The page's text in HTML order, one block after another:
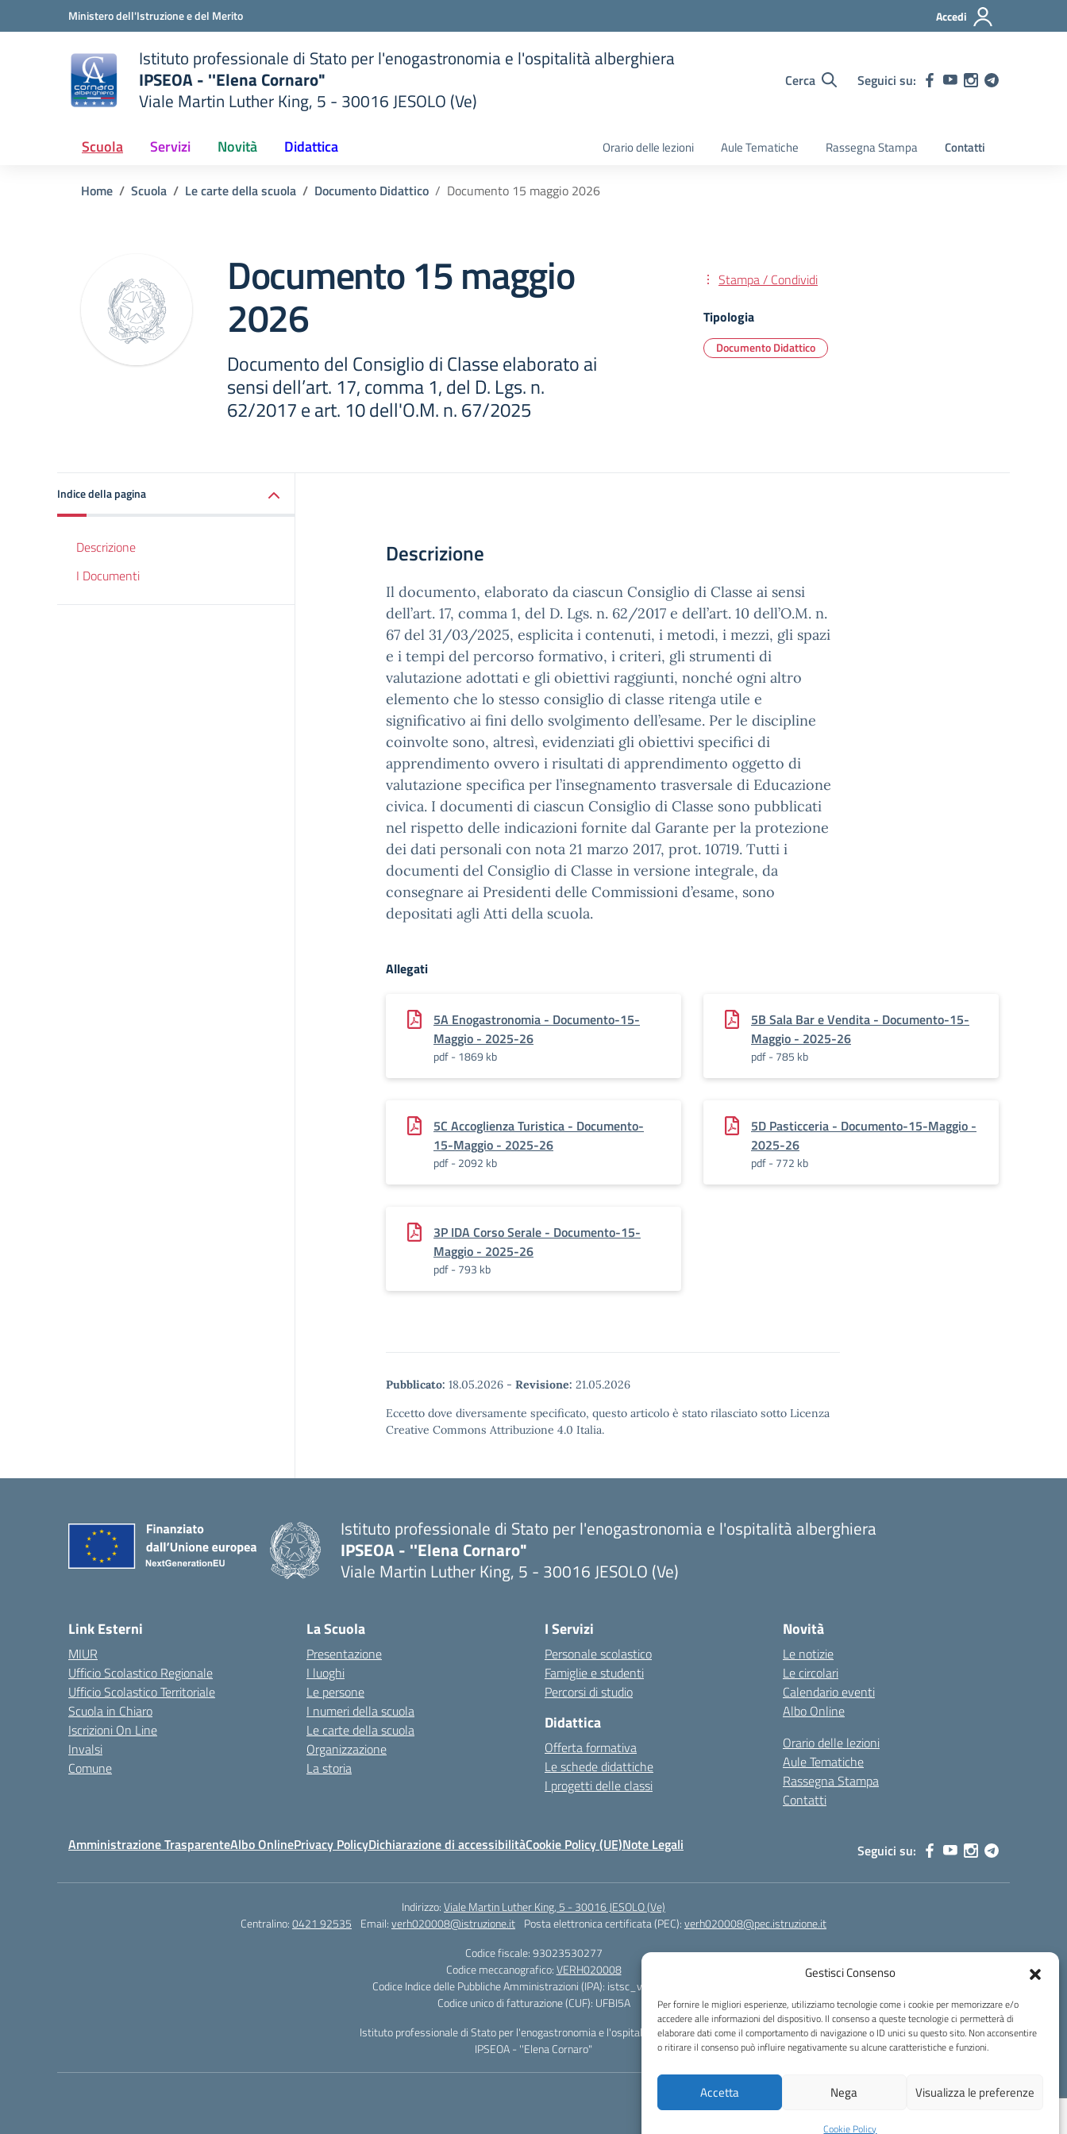
Gestisci Consenso
Per fornire le migliori esperienze, utilizziamo tecnologie come i cookie per memorizzare e/o
accedere alle informazioni del dispositivo. Il consenso a queste tecnologie ci permetterà di
elaborare dati come il comportamento di navigazione o ID unici su questo sito. Non acconsentire
o ritirare il consenso può influire negativamente su alcune caratteristiche e funzioni.
Accetta Nega Visualizza le preferenze
Cookie Policy
Vai ai contenuti
Vai al menu di navigazioneMinistero dell'Istruzione e del Merito Accedi
Istituto professionale di Stato per l'enogastronomia e l'ospitalità alberghiera
IPSEOA - ''Elena Cornaro"
Viale Martin Luther King, 5 - 30016 JESOLO (Ve)
Cerca Seguici su:
Scuola Servizi Novità Didattica Orario delle lezioni Aule Tematiche Rassegna Stampa Contatti
Home Scuola Le carte della scuola Documento Didattico Documento 15 maggio 2026
Documento 15 maggio
2026
Documento del Consiglio di Classe elaborato ai
sensi dell’art. 17, comma 1, del D. Lgs. n.
62/2017 e art. 10 dell'O.M. n. 67/2025
Stampa / Condividi
Tipologia
Documento Didattico
Indice della pagina
Descrizione
I Documenti
Descrizione
Il documento, elaborato da ciascun Consiglio di Classe ai sensi
dell’art. 17, comma 1, del D. Lgs. n. 62/2017 e dell’art. 10 dell’O.M. n.
67 del 31/03/2025, esplicita i contenuti, i metodi, i mezzi, gli spazi
e i tempi del percorso formativo, i criteri, gli strumenti di
valutazione adottati e gli obiettivi raggiunti, nonché ogni altro
elemento che lo stesso consiglio di classe ritenga utile e
significativo ai fini dello svolgimento dell’esame. Per le discipline
coinvolte sono, altresì, evidenziati gli obiettivi specifici di
apprendimento ovvero i risultati di apprendimento oggetto di
valutazione specifica per l’insegnamento trasversale di Educazione
civica. I documenti di ciascun Consiglio di Classe sono pubblicati
nel rispetto delle indicazioni fornite dal Garante per la protezione
dei dati personali con nota 21 marzo 2017, prot. 10719. Tutti i
documenti del Consiglio di Classe in versione integrale, da
consegnare ai Presidenti delle Commissioni d’esame, sono
depositati agli Atti della scuola.
Allegati
5A Enogastronomia - Documento-15-
Maggio - 2025-26
pdf - 1869 kb
5B Sala Bar e Vendita - Documento-15-
Maggio - 2025-26
pdf - 785 kb
5C Accoglienza Turistica - Documento-
15-Maggio - 2025-26
pdf - 2092 kb
5D Pasticceria - Documento-15-Maggio -
2025-26
pdf - 772 kb
3P IDA Corso Serale - Documento-15-
Maggio - 2025-26
pdf - 793 kb
Pubblicato: 18.05.2026 - Revisione: 21.05.2026
Eccetto dove diversamente specificato, questo articolo è stato rilasciato sotto Licenza
Creative Commons Attribuzione 4.0 Italia.
Istituto professionale di Stato per l'enogastronomia e l'ospitalità alberghiera
IPSEOA - ''Elena Cornaro"
Viale Martin Luther King, 5 - 30016 JESOLO (Ve)
Link Esterni
MIUR
Ufficio Scolastico Regionale
Ufficio Scolastico Territoriale
Scuola in Chiaro
Iscrizioni On Line
Invalsi
Comune
La Scuola
Presentazione
I luoghi
Le persone
I numeri della scuola
Le carte della scuola
Organizzazione
La storia
I Servizi
Personale scolastico
Famiglie e studenti
Percorsi di studio
Didattica
Offerta formativa
Le schede didattiche
I progetti delle classi
Novità
Le notizie
Le circolari
Calendario eventi
Albo Online
Orario delle lezioni
Aule Tematiche
Rassegna Stampa
Contatti
Amministrazione TrasparenteAlbo OnlinePrivacy PolicyDichiarazione di accessibilitàCookie Policy (UE)Note Legali Seguici su:
Indirizzo:Viale Martin Luther King, 5 - 30016 JESOLO (Ve)
Centralino:0421 92535 Email:verh020008@istruzione.it Posta elettronica certificata (PEC):verh020008@pec.istruzione.it
Codice fiscale: 93023530277
Codice meccanografico:VERH020008
Codice Indice delle Pubbliche Amministrazioni (IPA): istsc_verh020008
Codice unico di fatturazione (CUF): UFBI5A
Istituto professionale di Stato per l'enogastronomia e l'ospitalità alberghiera
IPSEOA - ''Elena Cornaro"
Idea e progetto di Designers Italia